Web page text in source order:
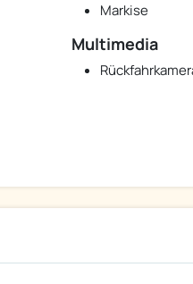
Markise
Multimedia